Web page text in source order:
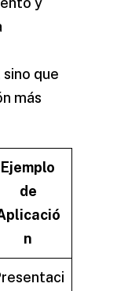
que
más
Ejemplo
de
n